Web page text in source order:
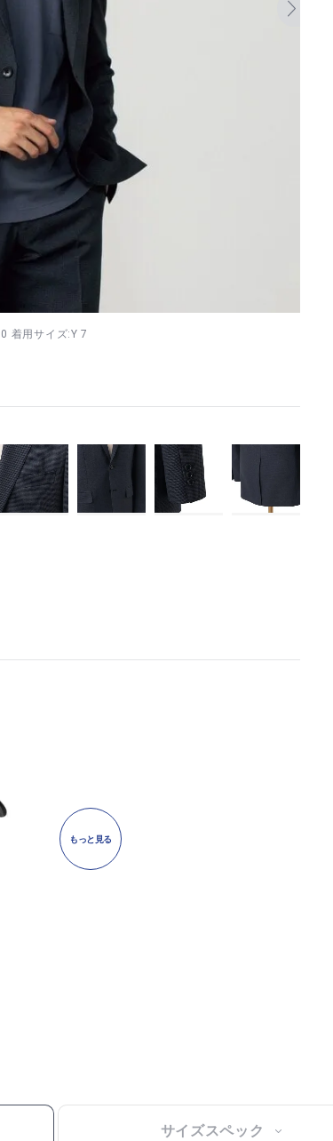
着用サイズ:Y 7
もっと見る
サイズスペック